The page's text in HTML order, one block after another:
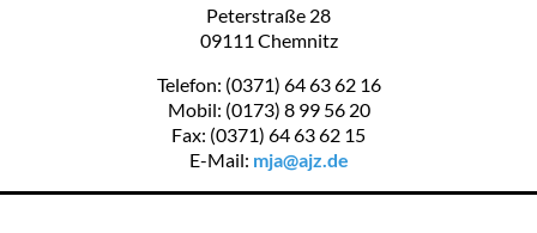
Peterstraße 28
09111 Chemnitz
Telefon: (0371) 64 63 62 16
Mobil: (0173) 8 99 56 20
Fax: (0371) 64 63 62 15
E-Mail: mja@ajz.de